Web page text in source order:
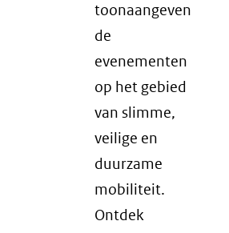
toonaangeven
de
evenementen
op het gebied
van slimme,
veilige en
duurzame
mobiliteit.
Ontdek